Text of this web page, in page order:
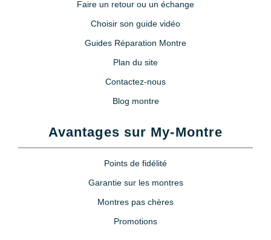
Faire un retour ou un échange
Choisir son guide vidéo
Guides Réparation Montre
Plan du site
Contactez-nous
Blog montre
Avantages sur My-Montre
Points de fidélité
Garantie sur les montres
Montres pas chères
Promotions